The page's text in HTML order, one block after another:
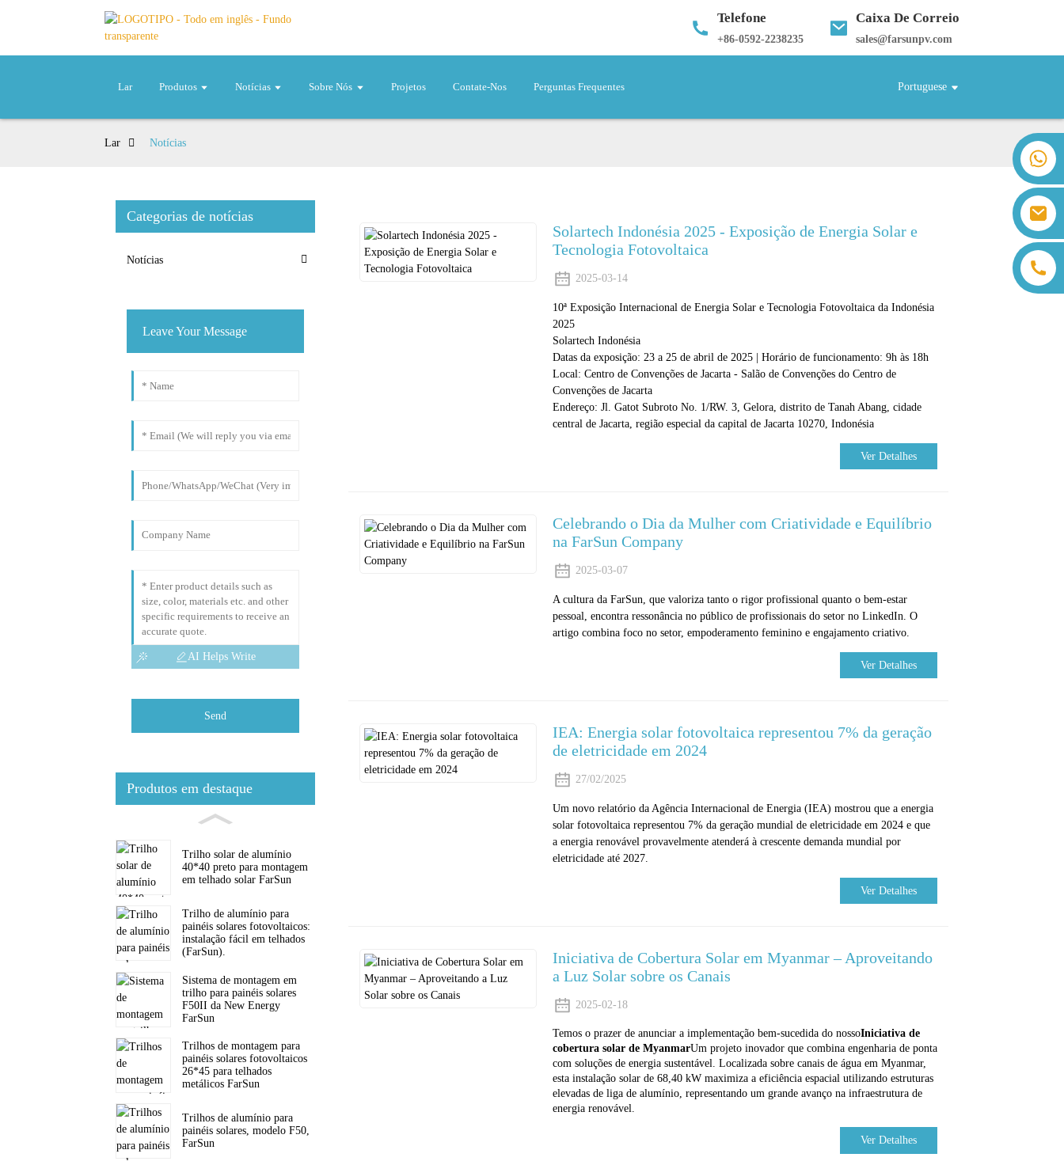
Telefone
+86-0592-2238235
Caixa De Correio
sales@farsunpv.com
Lar Produtos Notícias Sobre Nós Projetos Contate-Nos Perguntas Frequentes Portuguese
sanborn.guo@farsunpv.com
Lar Notícias
Categorias de notícias
Notícias
Leave Your Message
AI Helps Write
Send
Produtos em destaque
Trilho solar de alumínio
40*40 preto para montagem
em telhado solar FarSun
Trilho de alumínio para
painéis solares fotovoltaicos:
instalação fácil em telhados
(FarSun).
Sistema de montagem em
trilho para painéis solares
F50II da New Energy
FarSun
Trilhos de montagem para
painéis solares fotovoltaicos
26*45 para telhados
metálicos FarSun
Trilhos de alumínio para
painéis solares, modelo F50,
FarSun
Solartech Indonésia 2025 - Exposição de Energia Solar e
Tecnologia Fotovoltaica
2025-03-14
10ª Exposição Internacional de Energia Solar e Tecnologia Fotovoltaica da Indonésia
2025
Solartech Indonésia
Datas da exposição: 23 a 25 de abril de 2025 | Horário de funcionamento: 9h às 18h
Local: Centro de Convenções de Jacarta - Salão de Convenções do Centro de
Convenções de Jacarta
Endereço: Jl. Gatot Subroto No. 1/RW. 3, Gelora, distrito de Tanah Abang, cidade
central de Jacarta, região especial da capital de Jacarta 10270, Indonésia
Ver Detalhes
Celebrando o Dia da Mulher com Criatividade e Equilíbrio
na FarSun Company
2025-03-07
A cultura da FarSun, que valoriza tanto o rigor profissional quanto o bem-estar
pessoal, encontra ressonância no público de profissionais do setor no LinkedIn. O
artigo combina foco no setor, empoderamento feminino e engajamento criativo.
Ver Detalhes
IEA: Energia solar fotovoltaica representou 7% da geração
de eletricidade em 2024
27/02/2025
Um novo relatório da Agência Internacional de Energia (IEA) mostrou que a energia
solar fotovoltaica representou 7% da geração mundial de eletricidade em 2024 e que
a energia renovável provavelmente atenderá à crescente demanda mundial por
eletricidade até 2027.
Ver Detalhes
Iniciativa de Cobertura Solar em Myanmar – Aproveitando
a Luz Solar sobre os Canais
2025-02-18
Temos o prazer de anunciar a implementação bem-sucedida do nossoIniciativa de
cobertura solar de MyanmarUm projeto inovador que combina engenharia de ponta
com soluções de energia sustentável. Localizada sobre canais de água em Myanmar,
esta instalação solar de 68,40 kW maximiza a eficiência espacial utilizando estruturas
elevadas de liga de alumínio, representando um grande avanço na infraestrutura de
energia renovável.
Ver Detalhes